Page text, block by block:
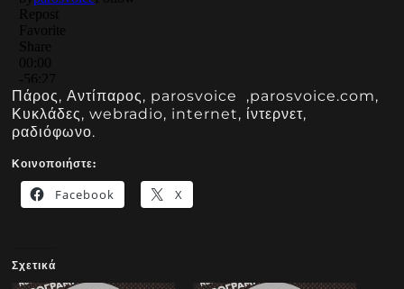
Πάρος, Αντίπαρος, parosvoice ,parosvoice.com,
Κυκλάδες, webradio, internet, ίντερνετ,
ραδιόφωνο.
Κοινοποιήστε:
Facebook X
Σχετικά